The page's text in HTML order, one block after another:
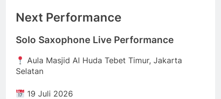
Next Performance
Solo Saxophone Live Performance
Aula Masjid Al Huda Tebet Timur, Jakarta
Selatan
19 Juli 2026